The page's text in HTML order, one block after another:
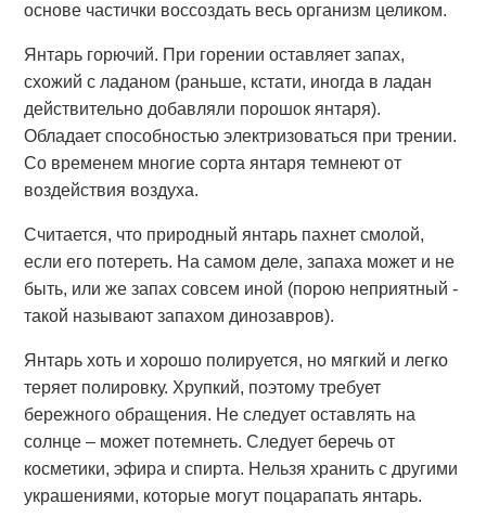
основе частички воссоздать весь организм целиком.
Янтарь горючий. При горении оставляет запах,
схожий с ладаном (раньше, кстати, иногда в ладан
действительно добавляли порошок янтаря).
Обладает способностью электризоваться при трении.
Со временем многие сорта янтаря темнеют от
воздействия воздуха.
Считается, что природный янтарь пахнет смолой,
если его потереть. На самом деле, запаха может и не
быть, или же запах совсем иной (порою неприятный -
такой называют запахом динозавров).
Янтарь хоть и хорошо полируется, но мягкий и легко
теряет полировку. Хрупкий, поэтому требует
бережного обращения. Не следует оставлять на
солнце – может потемнеть. Следует беречь от
косметики, эфира и спирта. Нельзя хранить с другими
украшениями, которые могут поцарапать янтарь.